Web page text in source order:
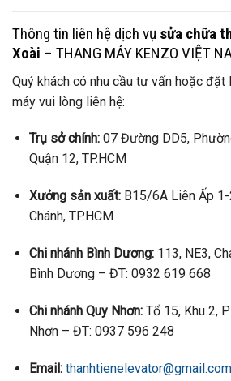
Thông tin liên hệ dịch vụ sửa chữa
Xoài – THANG MÁY KENZO VIỆT
Quý khách có nhu cầu tư vấn hoặc
máy vui lòng liên hệ:
Trụ sở chính:07 Đường DD5,
Quận 12, TP.HCM
Xưởng sản xuất:B15/6A Liên Ấp 1-
Chánh, TP.HCM
Chi nhánh Bình Dương:113, NE3,
Bình Dương – ĐT: 0932 619 668
Chi nhánh Quy Nhơn:Tổ 15, Khu 2,
Nhơn – ĐT: 0937 596 248
Email: thanhtienelevator@gmail.com